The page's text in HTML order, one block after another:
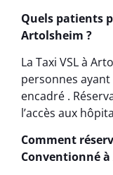
Quels patients
Artolsheim ?
La Taxi VSL à
personnes
encadré .
l’accès aux
Comment
Conventionné